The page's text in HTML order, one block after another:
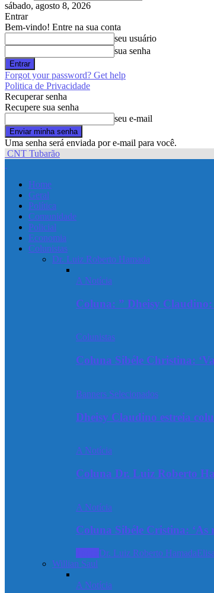
sábado, agosto 8, 2026
Entrar
Bem-vindo! Entre na sua conta
seu usuário
sua senha
Forgot your password? Get help
Politica de Privacidade
Recuperar senha
Recupere sua senha
seu e-mail
Uma senha será enviada por e-mail para você.
CNT Tubarão
Home
Geral
Política
Comunidade
Policial
Economia
Colunistas
Dr. Luiz Roberto Hamada
A Notícia
Coluna: ” Dheisy
Colunistas
Coluna Sibéle Christina:
Banners Selecionados
Dheisy Claudino estreia
A Notícia
Coluna Dr. Luiz Roberto
A Notícia
Coluna Sibéle Cristina: ‘As
Dr. Luiz Roberto Hamada
Willian Saul
A Notícia